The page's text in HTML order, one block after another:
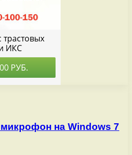
микрофон на Windows 7